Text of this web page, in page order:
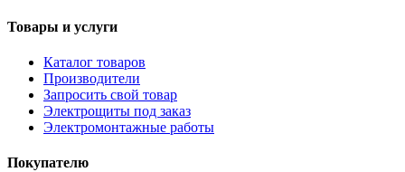
Товары и услуги
Каталог товаров
Производители
Запросить свой товар
Электрощиты под заказ
Электромонтажные работы
Покупателю